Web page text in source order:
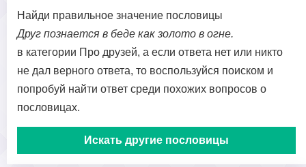
Найди правильное значение пословицы
Друг познается в беде как золото в огне.
в категории Про друзей, а если ответа нет или никто
не дал верного ответа, то воспользуйся поиском и
попробуй найти ответ среди похожих вопросов о
пословицах.
Искать другие пословицы